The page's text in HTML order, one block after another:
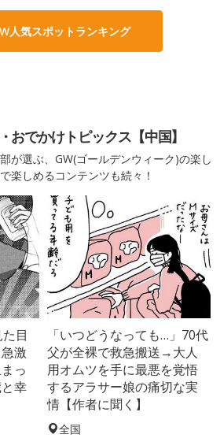
人気スポットランキング
おでかけトピックス【中国】
が選ぶ、GW(ゴールデンウィーク)の楽し
楽しめるコンテンツも続々！
目
激
っ
幸
「いつどうなっても…」70代
父が全裸で救急搬送→大人
用オムツを手に最悪を覚悟
するアラサー娘の痛切な実
情【作者に聞く】
全国